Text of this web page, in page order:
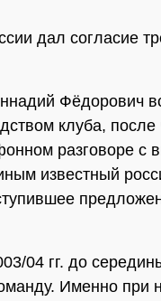
дал согласие
Фёдорович
клуба, после
разговоре с
известный
04 гг. до
Именно при